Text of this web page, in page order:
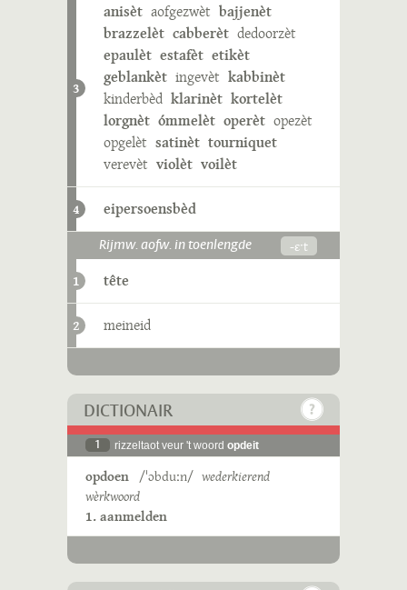
3
anisèt aofgezwèt bajjenèt
brazzelèt cabberèt dedoorzèt
epaulèt estafèt etikèt
geblankèt ingevèt kabbinèt
kinderbèd klarinèt kortelèt
lorgnèt ómmelèt operèt opezèt
opgelèt satinèt tourniquet
verevèt violèt voilèt
4 eipersoensbèd
Rijmw. aofw. in toenlengde -ɛˑt
1 tête
2 meineid
DICTIONAIR
1 rizzeltaot veur 't woord opdeit
opdoen /ˈɔbduːn/ wederkierend
wèrkwoord
1. aanmelden